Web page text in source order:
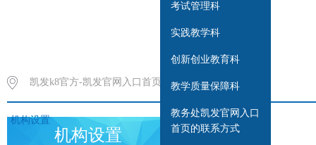
考试管理科
实践教学科
创新创业教育科
教学质量保障科
教务处凯发官网入口
首页的联系方式
凯发k8官方-凯发官网入口首页
机构设置
机构设置